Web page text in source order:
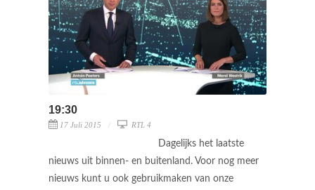
19:30
17 Juli 2015 RTL 4
Dagelijks het laatste
nieuws uit binnen- en buitenland. Voor nog meer
nieuws kunt u ook gebruikmaken van onze